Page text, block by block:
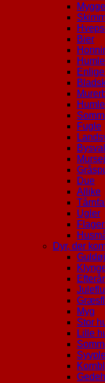
Bier
Fugle
Due
Allike
Ugler
Dyr, der
Myg
Stor
Lille